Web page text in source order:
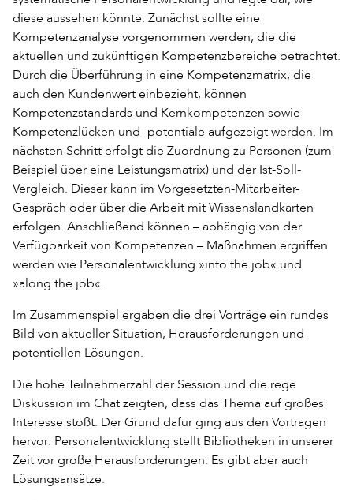
diese aussehen könnte. Zunächst sollte eine
Kompetenzanalyse vorgenommen werden, die die
aktuellen und zukünftigen Kompetenzbereiche betrachtet.
Durch die Überführung in eine Kompetenzmatrix, die
auch den Kundenwert einbezieht, können
Kompetenzstandards und Kernkompetenzen sowie
Kompetenzlücken und -potentiale aufgezeigt werden. Im
nächsten Schritt erfolgt die Zuordnung zu Personen (zum
Beispiel über eine Leistungsmatrix) und der Ist-Soll-
Vergleich. Dieser kann im Vorgesetzten-Mitarbeiter-
Gespräch oder über die Arbeit mit Wissenslandkarten
erfolgen. Anschließend können – abhängig von der
Verfügbarkeit von Kompetenzen – Maßnahmen ergriffen
werden wie Personalentwicklung »into the job« und
»along the job«.
Im Zusammenspiel ergaben die drei Vorträge ein rundes
Bild von aktueller Situation, Herausforderungen und
potentiellen Lösungen.
Die hohe Teilnehmerzahl der Session und die rege
Diskussion im Chat zeigten, dass das Thema auf großes
Interesse stößt. Der Grund dafür ging aus den Vorträgen
hervor: Personalentwicklung stellt Bibliotheken in unserer
Zeit vor große Herausforderungen. Es gibt aber auch
Lösungsansätze.